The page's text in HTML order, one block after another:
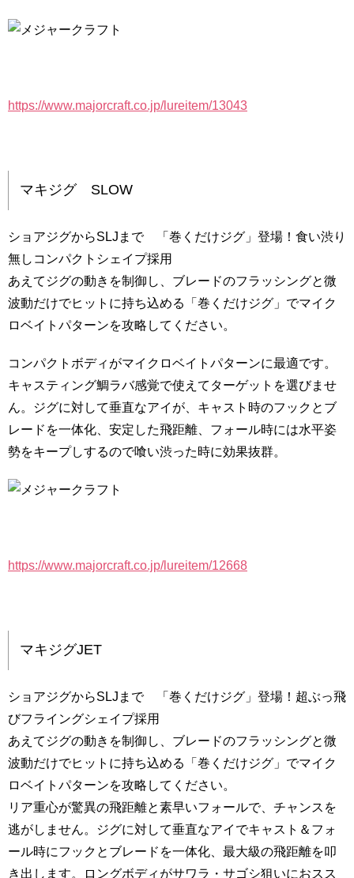
https://www.majorcraft.co.jp/lureitem/13043
マキジグ SLOW
ショアジグからSLJまで 「巻くだけジグ」登場！食い渋り
無しコンパクトシェイプ採用
あえてジグの動きを制御し、ブレードのフラッシングと微
波動だけでヒットに持ち込める「巻くだけジグ」でマイク
ロベイトパターンを攻略してください。
コンパクトボディがマイクロベイトパターンに最適です。
キャスティング鯛ラバ感覚で使えてターゲットを選びませ
ん。ジグに対して垂直なアイが、キャスト時のフックとブ
レードを一体化、安定した飛距離、フォール時には水平姿
勢をキープしするので喰い渋った時に効果抜群。
https://www.majorcraft.co.jp/lureitem/12668
マキジグJET
ショアジグからSLJまで 「巻くだけジグ」登場！超ぶっ飛
びフライングシェイプ採用
あえてジグの動きを制御し、ブレードのフラッシングと微
波動だけでヒットに持ち込める「巻くだけジグ」でマイク
ロベイトパターンを攻略してください。
リア重心が驚異の飛距離と素早いフォールで、チャンスを
逃がしません。ジグに対して垂直なアイでキャスト＆フォ
ール時にフックとブレードを一体化、最大級の飛距離を叩
き出します。ロングボディがサワラ・サゴシ狙いにおスス